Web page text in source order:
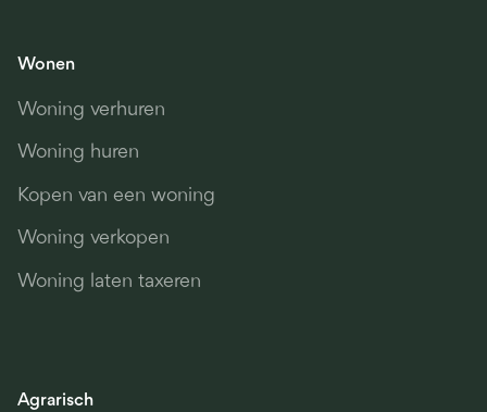
Wonen
Woning verhuren
Woning huren
Kopen van een woning
Woning verkopen
Woning laten taxeren
Agrarisch